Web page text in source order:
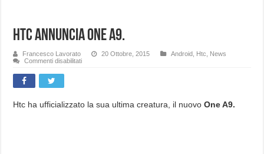
Htc annuncia One A9.
Francesco Lavorato 20 Ottobre, 2015 Android Htc
News
Commenti disabilitatisu
Htc ha ufficializzato la sua ultima creatura, il nuovoOne A9.